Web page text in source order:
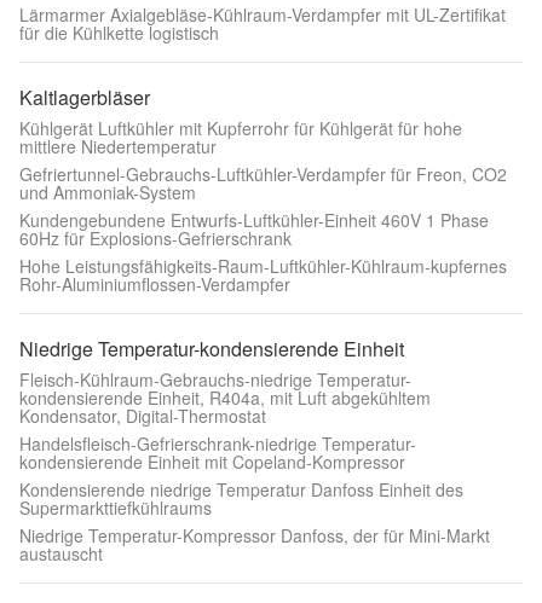
Lärmarmer Axialgebläse-Kühlraum-Verdampfer mit UL-Zertifikat
für die Kühlkette logistisch
Kaltlagerbläser
Kühlgerät Luftkühler mit Kupferrohr für Kühlgerät für hohe
mittlere Niedertemperatur
Gefriertunnel-Gebrauchs-Luftkühler-Verdampfer für Freon, CO2
und Ammoniak-System
Kundengebundene Entwurfs-Luftkühler-Einheit 460V 1 Phase
60Hz für Explosions-Gefrierschrank
Hohe Leistungsfähigkeits-Raum-Luftkühler-Kühlraum-kupfernes
Rohr-Aluminiumflossen-Verdampfer
Niedrige Temperatur-kondensierende Einheit
Fleisch-Kühlraum-Gebrauchs-niedrige Temperatur-
kondensierende Einheit, R404a, mit Luft abgekühltem
Kondensator, Digital-Thermostat
Handelsfleisch-Gefrierschrank-niedrige Temperatur-
kondensierende Einheit mit Copeland-Kompressor
Kondensierende niedrige Temperatur Danfoss Einheit des
Supermarkttiefkühlraums
Niedrige Temperatur-Kompressor Danfoss, der für Mini-Markt
austauscht